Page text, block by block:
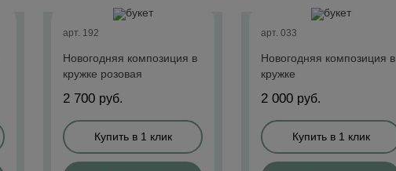
арт. 192
Новогодняя композиция в
кружке розовая
2 700 руб.
Купить в 1 клик
арт. 033
Новогодняя композиция в
кружке
2 000 руб.
Купить в 1 клик